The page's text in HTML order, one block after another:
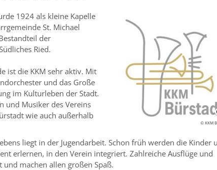
© KKM
1924 als kleine Kapelle
St. Michael
der
Ried.
ist die KKM sehr aktiv. Mit
und das Große
im Kulturleben der Stadt.
und Musiker des Vereins
wie auch außerhalb
liegt in der Jugendarbeit. Schon früh werden die Kinder
erlernen, in den Verein integriert. Zahlreiche Ausflüge und
machen allen großen Spaß.